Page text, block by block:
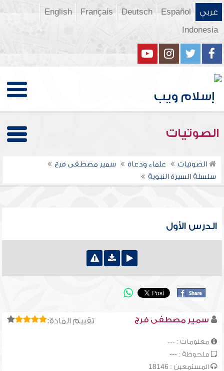
عربي Español
Deutsch
Français
English
Indonesia
الصوتيات
الصوتيات علماء ودعاة
سمير مصطفى فرج
سلسلة السيرة النبوية
الدرس الأول
تقييم المادة: سمير مصطفى فرج
معلومات : ---
ملحوظة : ---
المستمعين : 18146